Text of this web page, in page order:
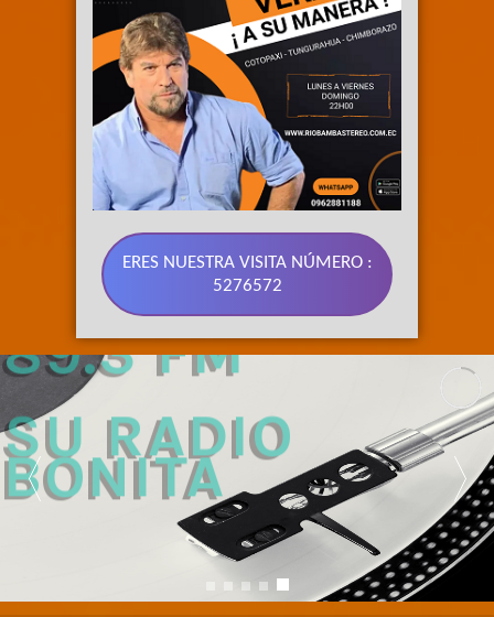
ERES NUESTRA VISITA NÚMERO :
5276572
89.3 FM
SU RADIO
BONITA